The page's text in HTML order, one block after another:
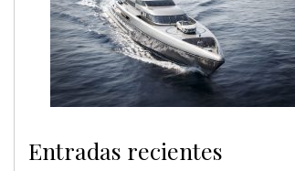
Entradas recientes